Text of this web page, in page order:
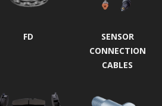
FD
SENSOR
CONNECTION
CABLES